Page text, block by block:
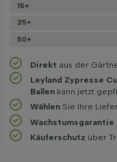
15+
25+
50+
Direkt aus der
Leyland Zypresse
Ballen kann jetzt
Wählen Sie Ihre
Wachstums­garantie
Käuferschutz über